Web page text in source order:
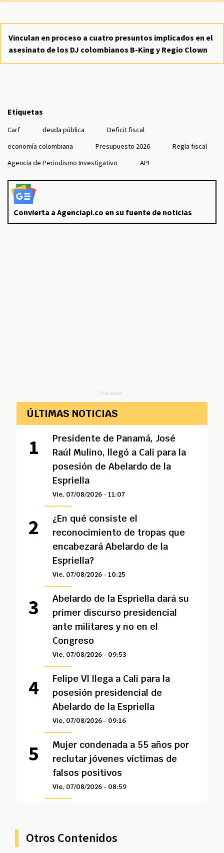
Vinculan en proceso a cuatro presuntos implicados en el
asesinato de los DJ colombianos B-King y Regio Clown
Etiquetas
Carf deuda pública
Deficit fiscal
economía colombiana
Presupuesto 2026
Regla fiscal
Agencia de Periodismo Investigativo
API
Convierta a Agenciapi.co en su fuente de noticias
Publicidad
ÚLTIMAS NOTICIAS
Presidente de Panamá, José
Raúl Mulino, llegó a Cali para la
posesión de Abelardo de la
Espriella
Vie, 07/08/2026 - 11:07
¿En qué consiste el
reconocimiento de tropas que
encabezará Abelardo de la
Espriella?
Vie, 07/08/2026 - 10:25
Abelardo de la Espriella dará su
primer discurso presidencial
ante militares y no en el
Congreso
Vie, 07/08/2026 - 09:53
Felipe VI llega a Cali para la
posesión presidencial de
Abelardo de la Espriella
Vie, 07/08/2026 - 09:16
Mujer condenada a 55 años por
reclutar jóvenes víctimas de
falsos positivos
Vie, 07/08/2026 - 08:59
Otros Contenidos